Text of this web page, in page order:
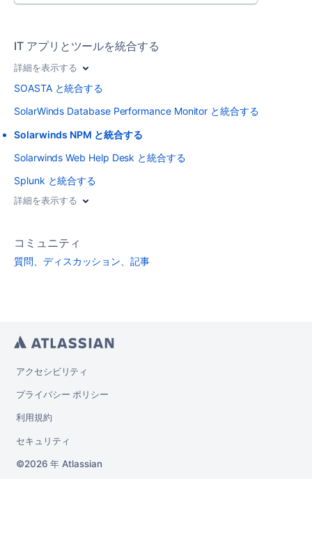
IT アプリとツールを統合する
詳細を表示する
SOASTA と統合する
SolarWinds Database Performance Monitor と統合する
Solarwinds NPM と統合する
Solarwinds Web Help Desk と統合する
Splunk と統合する
詳細を表示する
コミュニティ
質問、ディスカッション、記事
アクセシビリティ
プライバシー ポリシー
利用規約
セキュリティ
2026 年 Atlassian